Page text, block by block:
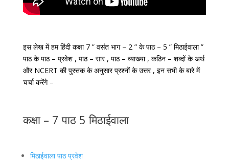
इस लेख में हम हिंदी कक्षा 7 ” वसंत भाग – 2 ” के पाठ – 5 ” मिठाईवाला ”
पाठ के पाठ – प्रवेश , पाठ – सार , पाठ – व्याख्या , कठिन – शब्दों के अर्थ
और NCERT की पुस्तक के अनुसार प्रश्नों के उत्तर , इन सभी के बारे में
चर्चा करेंगे –
कक्षा – 7 पाठ 5 मिठाईवाला
मिठाईवाला पाठ प्रवेश